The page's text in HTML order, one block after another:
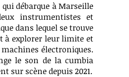
débarque à Marseille
instrumentistes et
dans lequel se trouve
à explorer leur limite et
électroniques.
le son de la cumbia
sur scène depuis 2021.